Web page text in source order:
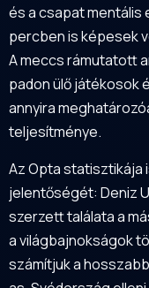
és a csapat mentális
percben is képesek
A meccs rámutatott
padon ülő játékosok
annyira
teljesítménye.
Az Opta statisztikája
jelentőségét: Deniz
szerzett találata a
a világbajnokságok
számítjuk a